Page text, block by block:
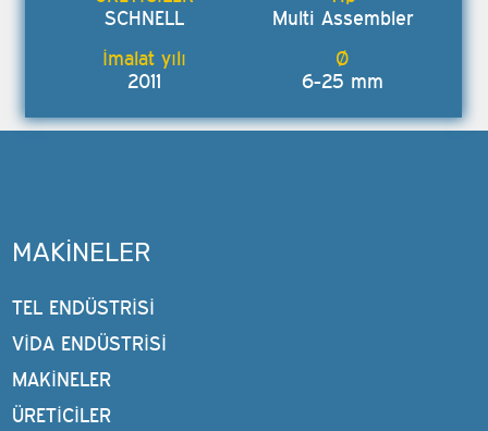
SCHNELL Multi Assembler
2011 6-25 mm
MAKINELER
TEL ENDÜSTRISI
VIDA ENDÜSTRISI
MAKINELER
ÜRETİCİLER